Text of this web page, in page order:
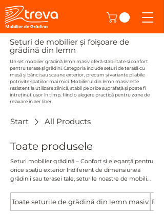
Seturi de mobilier și foișoare de
grădină din lemn
Un set mobilier grădină lemn masiv oferă stabilitate și confort
pentru terase și grădini. Categoria include seturi de terasă cu
masă și bănci sau scaune exterior, precum și variante pliabile
potrivite spațiilor mai mici. Mobilierul din lemn masiv este
rezistent la utilizare zilnică, stabil pe orice suprafață și poate fi
întreținut ușor în timp, fiind o alegere practică pentru zone de
relaxare în aer liber.
Start All Products
Toate produsele
Seturi mobilier grădină – Confort și eleganță pentru
orice spațiu exterior Indiferent de dimensiunea
grădinii sau terasei tale, seturile noastre de mobilier
4 persoane, ideale pentru momente intime, până la
Toate seturile de grădină din lemn masiv